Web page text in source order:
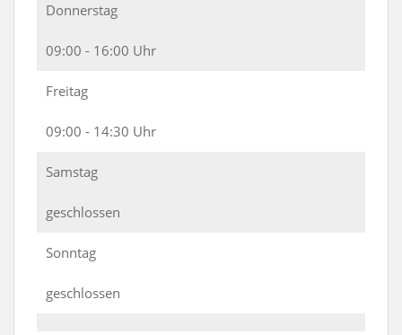
Donnerstag
09:00 - 16:00 Uhr
Freitag
09:00 - 14:30 Uhr
Samstag
geschlossen
Sonntag
geschlossen